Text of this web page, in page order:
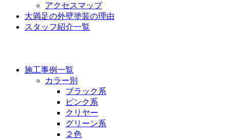
アクセスマップ
大満足の外壁塗装の理由
スタッフ紹介一覧
施工事例一覧
カラー別
ブラック系
ピンク系
クリヤー
グリーン系
２色